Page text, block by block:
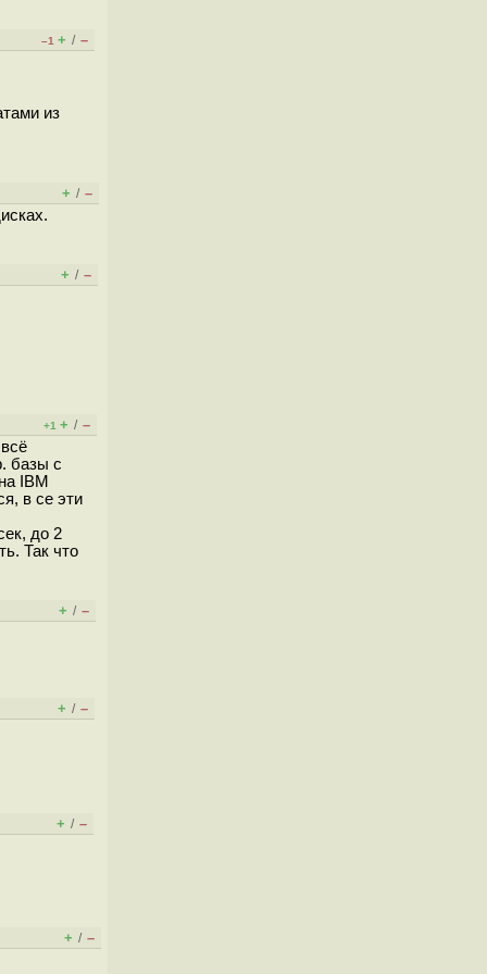
–1 + / –
из
+ / –
+ / –
+1 + / –
базы с
IBM
в се эти
до 2
Так что
+ / –
+ / –
+ / –
+ / –